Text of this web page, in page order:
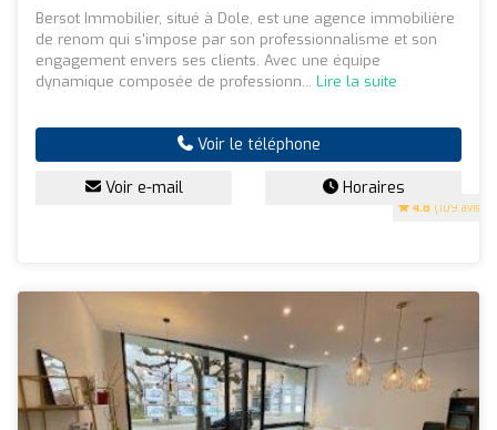
4.8 (109 avis)
Bersot Immobilier, situé à Dole, est une agence immobilière
de renom qui s'impose par son professionnalisme et son
engagement envers ses clients. Avec une équipe
dynamique composée de professionn... Lire la suite
Voir le téléphone
Voir e-mail Horaires